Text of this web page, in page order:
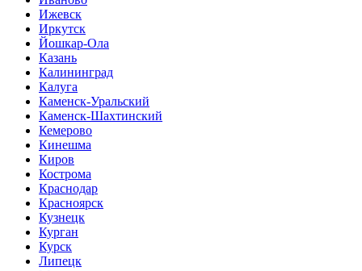
Ижевск
Иркутск
Йошкар-Ола
Казань
Калининград
Калуга
Каменск-Уральский
Каменск-Шахтинский
Кемерово
Кинешма
Киров
Кострома
Краснодар
Красноярск
Кузнецк
Курган
Курск
Липецк